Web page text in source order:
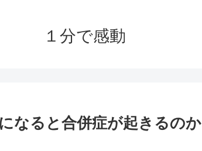
１分で感動
なると合併症が起きるのか